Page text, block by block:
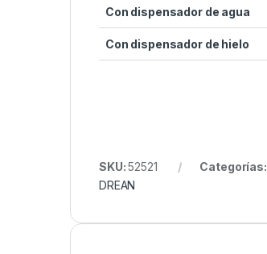
Con dispensador de agua
Con dispensador de hielo
SKU:52521 Categorías:
DREAN